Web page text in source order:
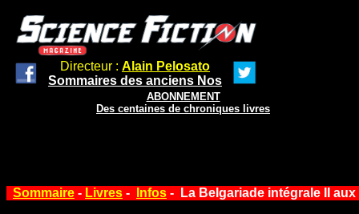
Directeur : Alain Pelosato
Sommaires des anciens Nos
ABONNEMENT
Des centaines de chroniques livres
Sommaire - Livres - Infos - La Belgariade intégrale II